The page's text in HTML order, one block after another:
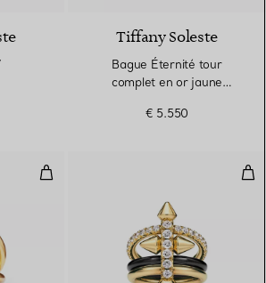
Tiffany Soleste
Bague Éternité tour
complet en or jaune
€ 5.550
Bague Perle en or jaune et